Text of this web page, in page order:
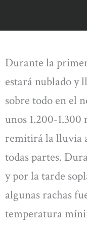
Durante la
estará nublado y
sobre todo en el
unos 1.200-
remitirá la lluvia
todas partes.
y por la tarde
algunas rachas
temperatura